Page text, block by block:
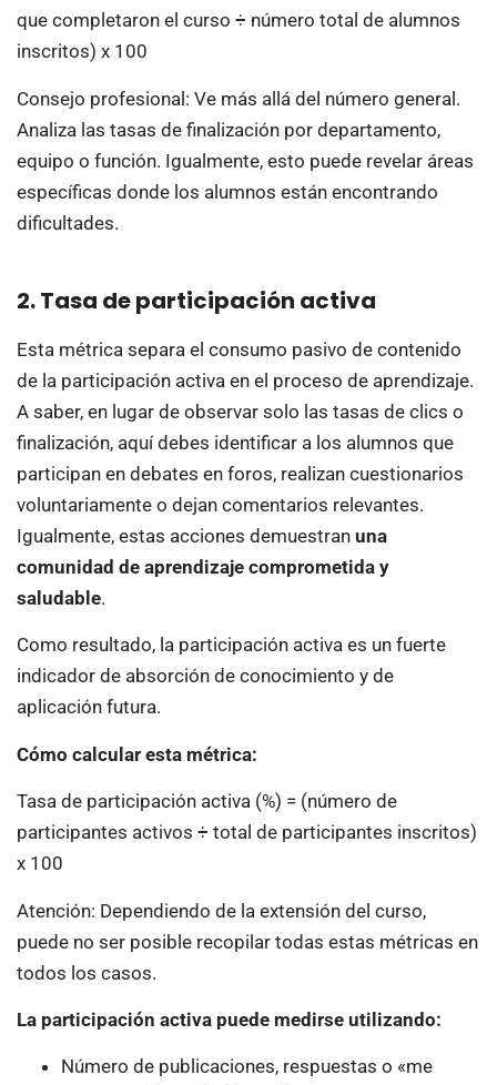
que completaron el curso ÷ número total de alumnos
inscritos) x 100
Consejo profesional: Ve más allá del número general.
Analiza las tasas de finalización por departamento,
equipo o función. Igualmente, esto puede revelar áreas
específicas donde los alumnos están encontrando
dificultades.
2. Tasa de participación activa
Esta métrica separa el consumo pasivo de contenido
de la participación activa en el proceso de aprendizaje.
A saber, en lugar de observar solo las tasas de clics o
finalización, aquí debes identificar a los alumnos que
participan en debates en foros, realizan cuestionarios
voluntariamente o dejan comentarios relevantes.
Igualmente, estas acciones demuestran una
comunidad de aprendizaje comprometida y
saludable.
Como resultado, la participación activa es un fuerte
indicador de absorción de conocimiento y de
aplicación futura.
Cómo calcular esta métrica:
Tasa de participación activa (%) = (número de
participantes activos ÷ total de participantes inscritos)
x 100
Atención: Dependiendo de la extensión del curso,
puede no ser posible recopilar todas estas métricas en
todos los casos.
La participación activa puede medirse utilizando:
Número de publicaciones, respuestas o «me